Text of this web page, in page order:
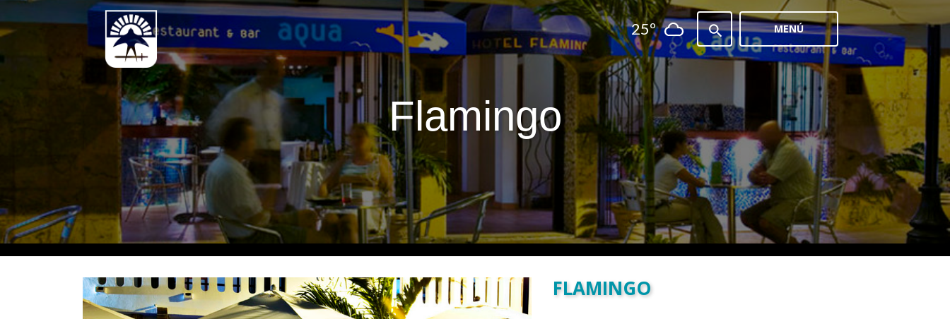
25º MENÚ
Flamingo
FLAMINGO